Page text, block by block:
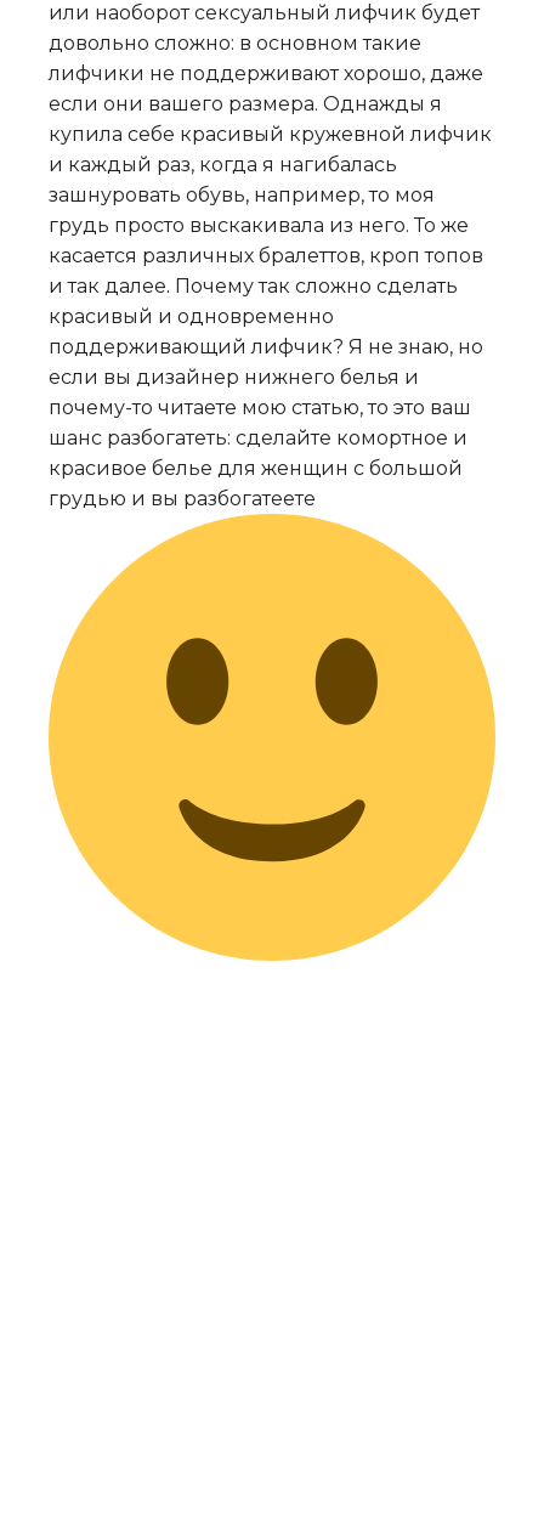
или наоборот сексуальный лифчик будет
довольно сложно: в основном такие
лифчики не поддерживают хорошо, даже
если они вашего размера. Однажды я
купила себе красивый кружевной лифчик
и каждый раз, когда я нагибалась
зашнуровать обувь, например, то моя
грудь просто выскакивала из него. То же
касается различных бралеттов, кроп топов
и так далее. Почему так сложно сделать
красивый и одновременно
поддерживающий лифчик? Я не знаю, но
если вы дизайнер нижнего белья и
почему-то читаете мою статью, то это ваш
шанс разбогатеть: сделайте комортное и
красивое белье для женщин с большой
грудью и вы разбогатеете